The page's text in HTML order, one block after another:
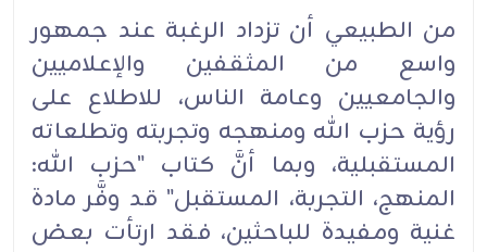
من الطبيعي أن تزداد الرغبة عند جمهور
واسع من المثقفين والإعلاميين
والجامعيين وعامة الناس، للاطلاع على
رؤية حزب الله ومنهجه وتجربته وتطلعاته
المستقبلية، وبما أنَّ كتاب "حزب الله:
المنهج، التجربة، المستقبل" قد وفَّر مادة
غنية ومفيدة للباحثين، فقد ارتأت بعض